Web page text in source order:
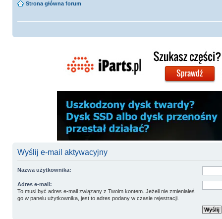
Strona główna forum
Wyślij e-mail aktywacyjny
Nazwa użytkownika:
Adres e-mail:
To musi być adres e-mail związany z Twoim kontem. Jeżeli nie zmieniałeś
go w panelu użytkownika, jest to adres podany w czasie rejestracji.